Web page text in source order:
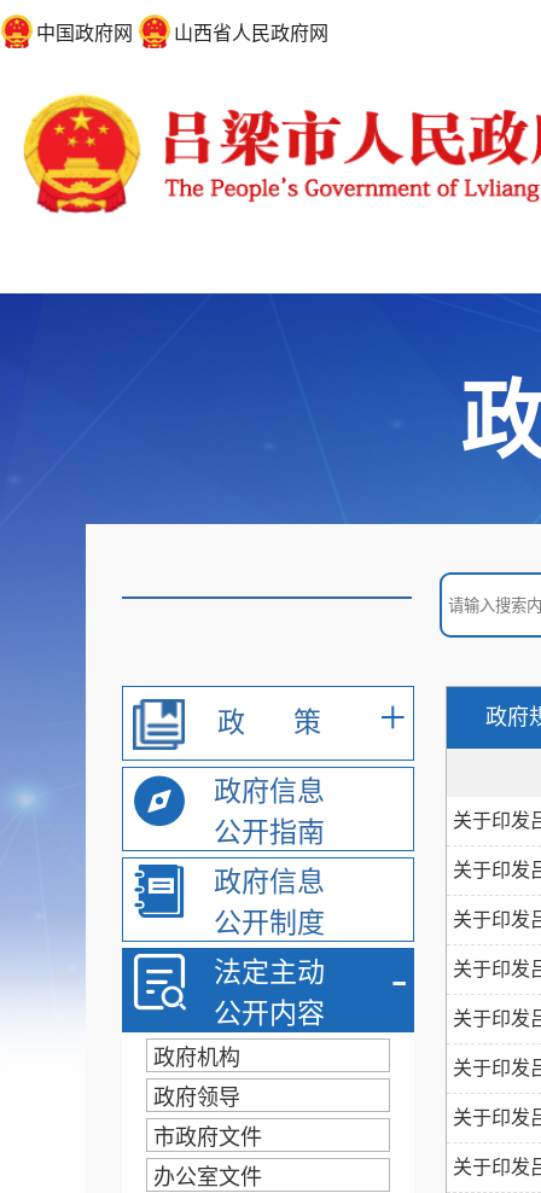
中国政府网 山西省人民政府网
政 策 +
政府信息
公开指南
政府信息
公开制度
法定主动
公开内容
-
政府机构
政府领导
市政府文件
办公室文件
政府
关于印发
关于印发
关于印发
关于印发
关于印发
关于印发
关于印发
关于印发